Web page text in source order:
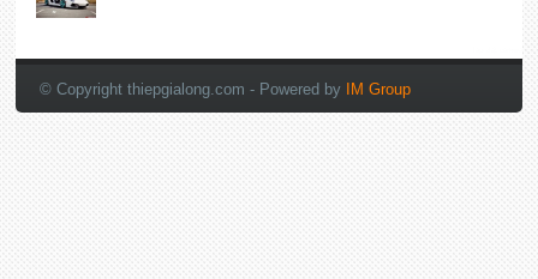
© Copyright thiepgialong.com - Powered by IM Group